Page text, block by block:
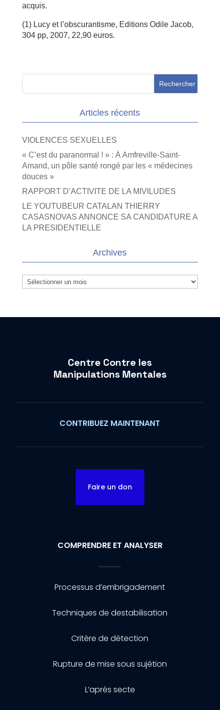
acquis.
(1) Lucy et l’obscurantisme, Editions Odile Jacob,
304 pp, 2007, 22,90 euros.
Articles récents
VIOLENCES SEXUELLES
« C’est du paranormal ! » : À Amfreville-Saint-
Amand, un pôle santé rongé par les « médecines
douces »
RAPPORT D’ACTIVITE DE LA MIVILUDES
LE YOUTUBEUR CATALAN THIERRY
CASASNOVAS ANNONCE SA CANDIDATURE A
LA PRESIDENTIELLE
Archives
Archives
Centre Contre les
Manipulations Mentales
CONTRIBUEZ MAINTENANT
Faire un don
COMPRENDRE ET ANALYSER
Processus d’embrigadement
Techniques de destabilisation
Critère de détection
Rupture de mise sous sujétion
L’après secte